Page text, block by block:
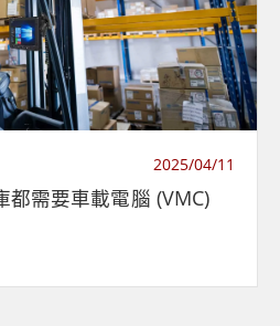
2025/04/11
都需要車載電腦 (VMC)